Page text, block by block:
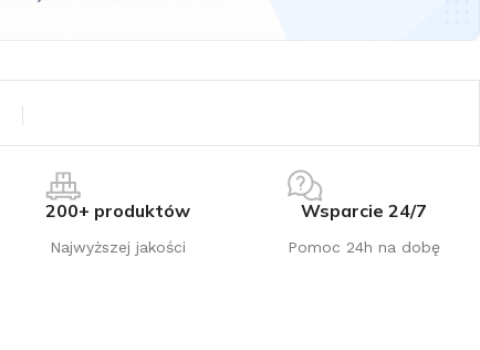
200+ produktów
Najwyższej jakości
Wsparcie 24/7
Pomoc 24h na dobę